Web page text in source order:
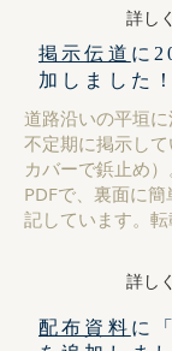
詳し
掲示伝道 に
加しました！
道路沿いの平垣
不定期に掲示し
カバーで鋲止め
PDFで、裏面に
記しています。転
詳し
配布資料 に